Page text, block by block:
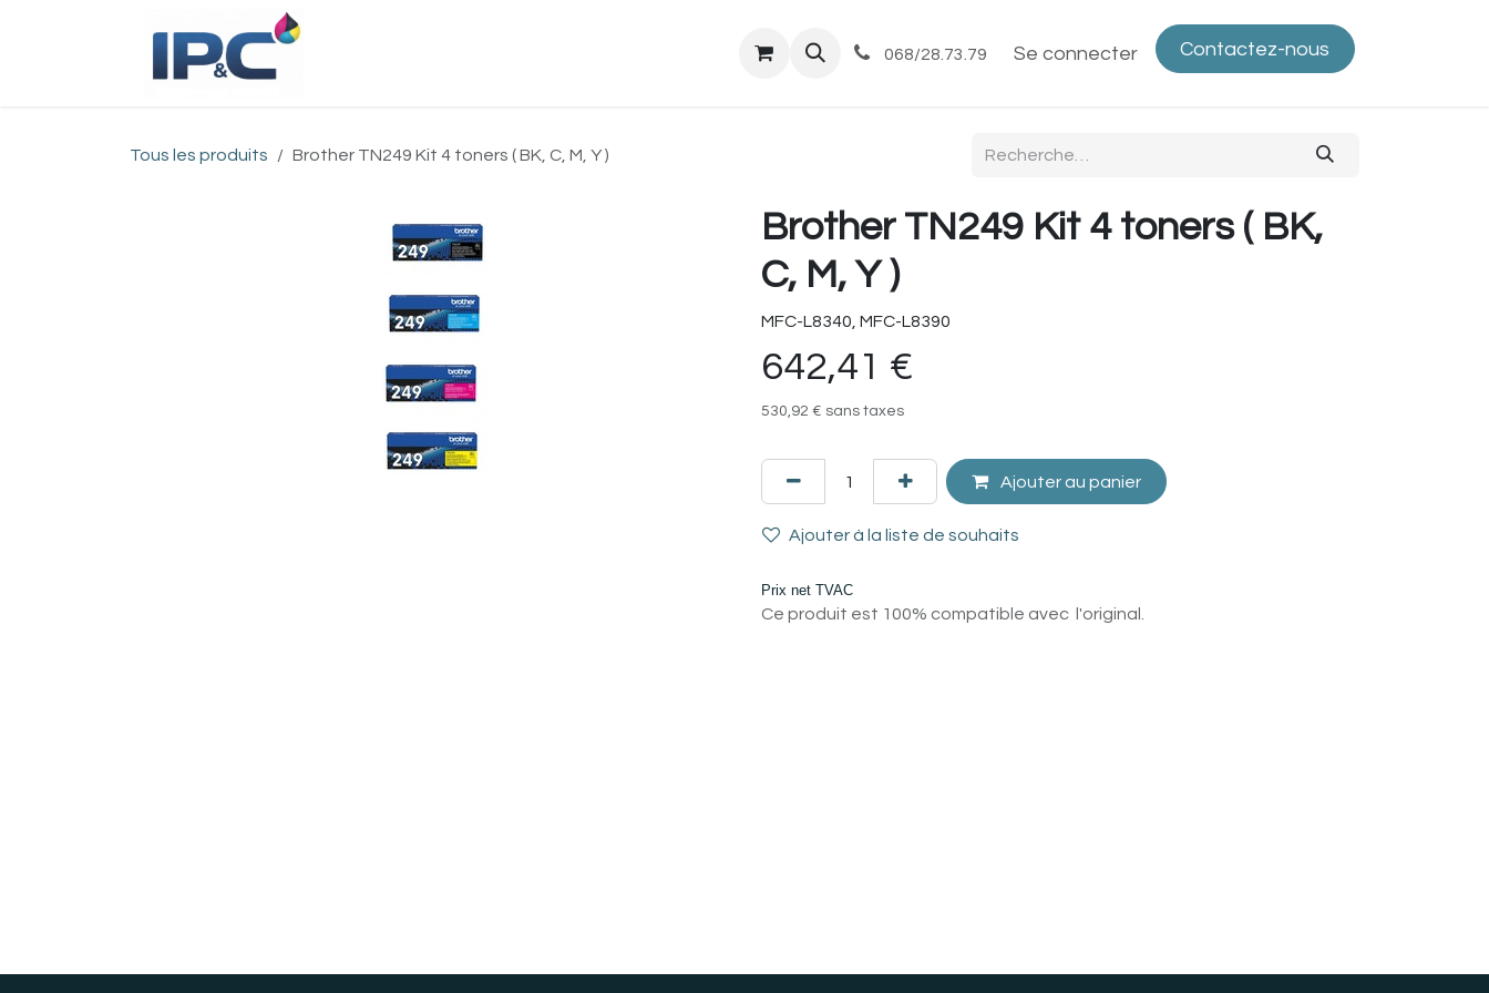
Commandes et livraisons Contactez-nous Politique de confidentialité
068/28.73.79 Se connecter Contactez-nous
Tous les produits Brother TN249 Kit 4 toners ( BK, C, M, Y )
Brother TN249 Kit 4 toners ( BK,
C, M, Y )
MFC-L8340, MFC-L8390
642,41 €
530,92 € sans taxes
Ajouter au panier
Ajouter à la liste de souhaits
Prix net TVAC
Ce produit est 100% compatible avec l'original.